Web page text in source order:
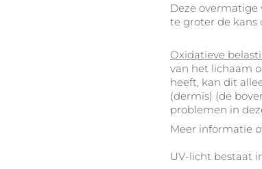
Deze overmatige
te groter de kans
Oxidatieve
van het lichaam
heeft, kan dit
(dermis) (de
problemen in
Meer informatie
UV-licht bestaat